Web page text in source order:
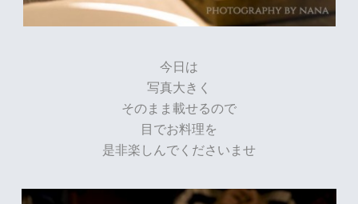
今日は
写真大きく
そのまま載せるので
目でお料理を
是非楽しんでくださいませ